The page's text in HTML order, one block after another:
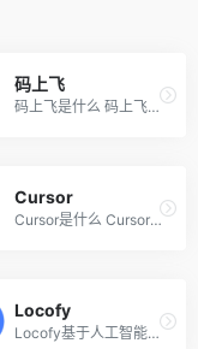
码上飞
码上飞是什么 码上飞（CodeFl...
Cursor
Cursor是什么 Cursor是Anysph...
Locofy
Locofy基于人工智能技术提供...